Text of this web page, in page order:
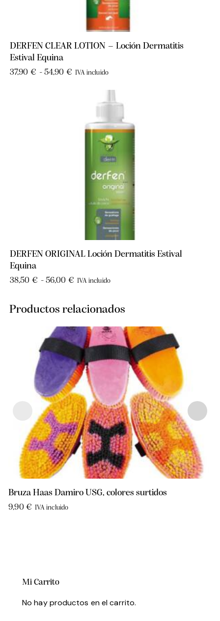
DERFEN CLEAR LOTION – Loción Dermatitis
Estival Equina
37,90 € - 54,90 € IVA incluido
DERFEN ORIGINAL Loción Dermatitis Estival
Equina
38,50 € - 56,00 € IVA incluido
Productos relacionados
Bruza Haas Damiro USG, colores surtidos
9,90 € IVA incluido
Mi Carrito
No hay productos en el carrito.